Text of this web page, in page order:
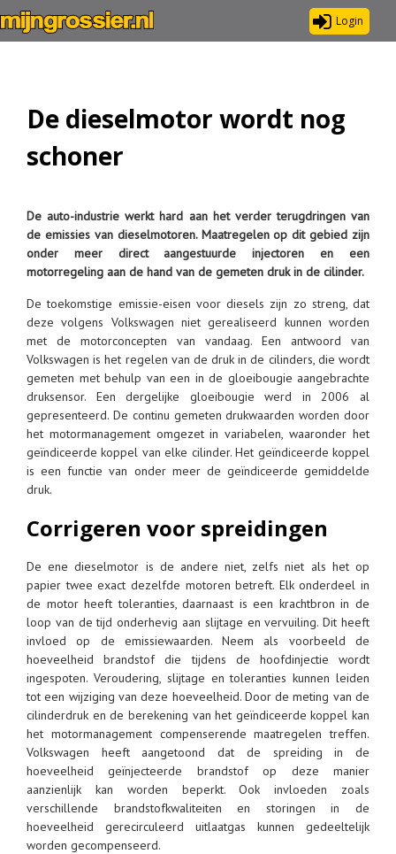
Login
De dieselmotor wordt nog
schoner
De auto-industrie werkt hard aan het verder terugdringen van
de emissies van dieselmotoren. Maatregelen op dit gebied zijn
onder meer direct aangestuurde injectoren en een
motorregeling aan de hand van de gemeten druk in de cilinder.
De toekomstige emissie-eisen voor diesels zijn zo streng, dat
deze volgens Volkswagen niet gerealiseerd kunnen worden
met de motorconcepten van vandaag. Een antwoord van
Volkswagen is het regelen van de druk in de cilinders, die wordt
gemeten met behulp van een in de gloeibougie aangebrachte
druksensor. Een dergelijke gloeibougie werd in 2006 al
gepresenteerd. De continu gemeten drukwaarden worden door
het motormanagement omgezet in variabelen, waaronder het
geïndiceerde koppel van elke cilinder. Het geïndiceerde koppel
is een functie van onder meer de geïndiceerde gemiddelde
druk.
Corrigeren voor spreidingen
De ene dieselmotor is de andere niet, zelfs niet als het op
papier twee exact dezelfde motoren betreft. Elk onderdeel in
de motor heeft toleranties, daarnaast is een krachtbron in de
loop van de tijd onderhevig aan slijtage en vervuiling. Dit heeft
invloed op de emissiewaarden. Neem als voorbeeld de
hoeveelheid brandstof die tijdens de hoofdinjectie wordt
ingespoten. Veroudering, slijtage en toleranties kunnen leiden
tot een wijziging van deze hoeveelheid. Door de meting van de
cilinderdruk en de berekening van het geïndiceerde koppel kan
het motormanagement compenserende maatregelen treffen.
Volkswagen heeft aangetoond dat de spreiding in de
hoeveelheid geïnjecteerde brandstof op deze manier
aanzienlijk kan worden beperkt. Ook invloeden zoals
verschillende brandstofkwaliteiten en storingen in de
hoeveelheid gerecirculeerd uitlaatgas kunnen gedeeltelijk
worden gecompenseerd.